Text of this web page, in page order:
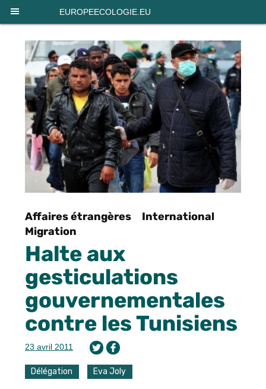
EUROPEECOLOGIE.EU
Affaires étrangères
International
Migration
Halte aux
gesticulations
gouvernementales
contre les Tunisiens
23 avril 2011
Délégation Eva Joly